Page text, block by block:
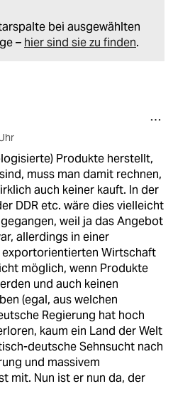
bei ausgewählten
– hier sind sie zu finden.
Produkte herstellt,
muss man damit rechnen,
auch keiner kauft. In der
DDR etc. wäre dies vielleicht
weil ja das Angebot
allerdings in einer
Wirtschaft
möglich, wenn Produkte
und auch keinen
(egal, aus welchen
Regierung hat hoch
kaum ein Land der Welt
deutsche Sehnsucht nach
und massivem
mit. Nun ist er nun da, der